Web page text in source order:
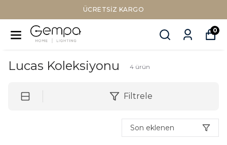
ÜCRETSIZ KARGO
0
Lucas Koleksiyonu 4 ürün
Filtrele
Son eklenen